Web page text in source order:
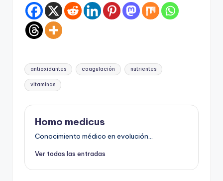
Etiquetas:
antioxidantes coagulación nutrientes
vitaminas
Homo medicus
Conocimiento médico en evolución...
Ver todas las entradas